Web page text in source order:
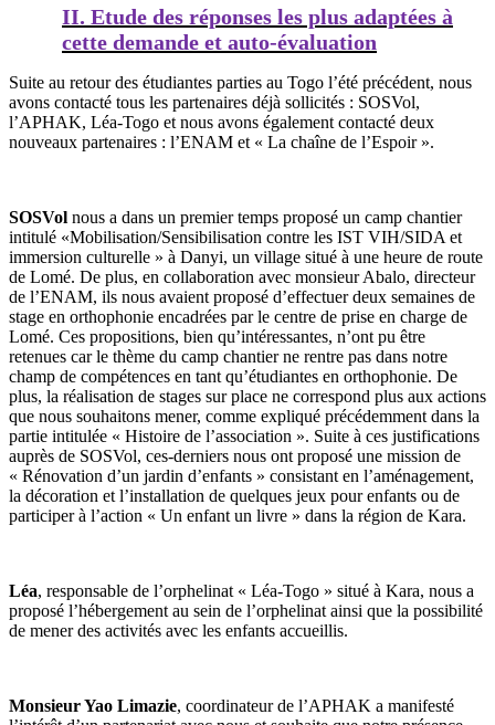
II. Etude des réponses les plus adaptées à
cette demande et auto-évaluation
Suite au retour des étudiantes parties au Togo l’été précédent, nous
avons contacté tous les partenaires déjà sollicités : SOSVol,
l’APHAK, Léa-Togo et nous avons également contacté deux
nouveaux partenaires : l’ENAM et « La chaîne de l’Espoir ».
SOSVol nous a dans un premier temps proposé un camp chantier
intitulé «Mobilisation/Sensibilisation contre les IST VIH/SIDA et
immersion culturelle » à Danyi, un village situé à une heure de route
de Lomé. De plus, en collaboration avec monsieur Abalo, directeur
de l’ENAM, ils nous avaient proposé d’effectuer deux semaines de
stage en orthophonie encadrées par le centre de prise en charge de
Lomé. Ces propositions, bien qu’intéressantes, n’ont pu être
retenues car le thème du camp chantier ne rentre pas dans notre
champ de compétences en tant qu’étudiantes en orthophonie. De
plus, la réalisation de stages sur place ne correspond plus aux actions
que nous souhaitons mener, comme expliqué précédemment dans la
partie intitulée « Histoire de l’association ». Suite à ces justifications
auprès de SOSVol, ces-derniers nous ont proposé une mission de
« Rénovation d’un jardin d’enfants » consistant en l’aménagement,
la décoration et l’installation de quelques jeux pour enfants ou de
participer à l’action « Un enfant un livre » dans la région de Kara.
Léa, responsable de l’orphelinat « Léa-Togo » situé à Kara, nous a
proposé l’hébergement au sein de l’orphelinat ainsi que la possibilité
de mener des activités avec les enfants accueillis.
Monsieur Yao Limazie, coordinateur de l’APHAK a manifesté